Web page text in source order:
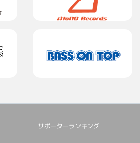
サポーターランキング